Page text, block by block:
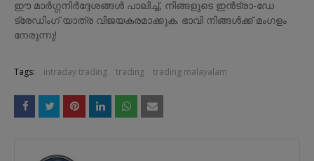
ഈ മാർഗ്ഗനിർദ്ദേശങ്ങൾ പാലിച്ച്, നിങ്ങളുടെ ഇൻട്രാ-ഡേ
ട്രേഡിംഗ് യാത്ര വിജയകരമാക്കുക. ഭാവി നിങ്ങൾക്ക് മംഗളം
നേരുന്നു!
Tags: intraday trading trading trading malayalam